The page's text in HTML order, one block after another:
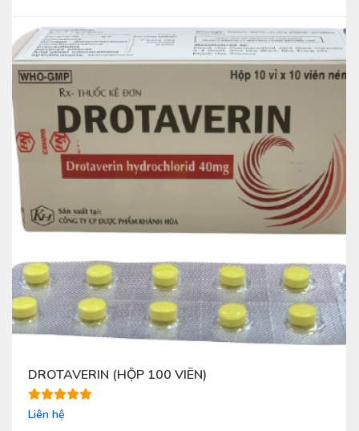
DROTAVERIN (HỘP 100 VIÊN)
Liên hệ